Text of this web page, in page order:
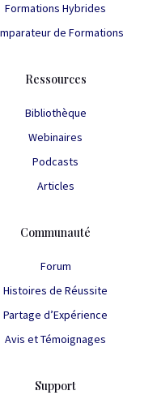
Formations Hybrides
de Formations
Ressources
Bibliothèque
Webinaires
Podcasts
Articles
Communauté
Forum
Histoires de Réussite
Partage d’Expérience
Avis et Témoignages
Support